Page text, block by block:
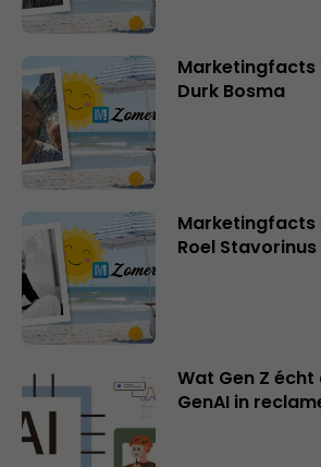
Marketingfacts
Durk Bosma
Marketingfacts
Roel Stavorinus
Wat Gen Z
GenAI in